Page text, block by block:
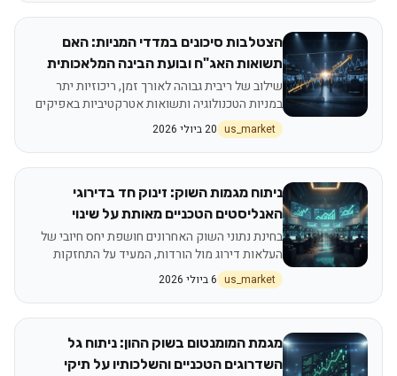
הצטלבות סיכונים במדדי המניות: האם
תשואות האג"ח ובועת הבינה המלאכותית
מאיימות על כספי הפרישה?
שילוב של ריבית גבוהה לאורך זמן, ריכוזיות יתר
במניות הטכנולוגיה ותשואות אטרקטיביות באפיקים
סולידיים מעלה חשש לתיקון משמעותי בשווקים
us_market 20 ביולי 2026
ניתוח מגמות השוק: זינוק חד בדירוגי
האנליסטים הטכניים מאותת על שינוי
בסנטימנט המשקיעים
בחינת נתוני השוק האחרונים חושפת יחס חיובי של
העלאות דירוג מול הורדות, המעיד על התחזקות
המומנטום בקרב אלפי ניירות ערך
us_market 6 ביולי 2026
מגמת המומנטום בשוק ההון: ניתוח גל
השדרוגים הטכניים והשלכותיו על תיקי